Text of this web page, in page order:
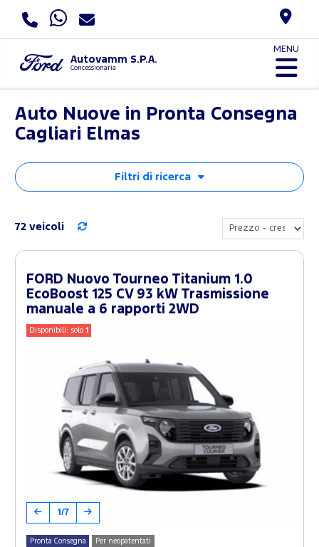
Autovamm S.P.A.
Concessionaria
MENU
Auto Nuove in Pronta Consegna
Cagliari Elmas
Filtri di ricerca
72 veicoli
FORD Nuovo Tourneo Titanium 1.0
EcoBoost 125 CV 93 kW Trasmissione
manuale a 6 rapporti 2WD
Disponibili: solo1
1/7
Pronta Consegna Per neopatentati